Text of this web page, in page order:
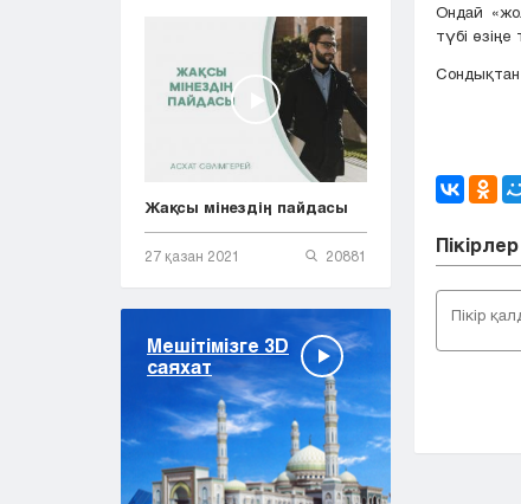
Жақсы мінездің пайдасы
27 қазан 2021 20881
Мешітімізге 3D
саяхат
Ондай
түбі өзіңе
Сондықтан
Пікірлер